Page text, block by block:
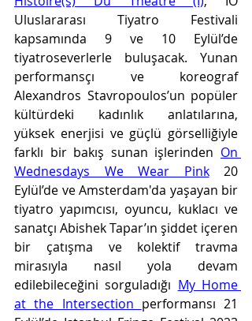
Uluslararası Tiyatro Festivali
kapsamında 9 ve 10 Eylül’de
tiyatroseverlerle buluşacak. Yunan
performansçı ve koreograf
Alexandros Stavropoulos’un popüler
kültürdeki kadınlık anlatılarına,
yüksek enerjisi ve güçlü görselliğiyle
farklı bir bakış sunan işlerinden On
Wednesdays We Wear Pink 20
Eylül’de ve Amsterdam'da yaşayan bir
tiyatro yapımcısı, oyuncu, kuklacı ve
sanatçı Abishek Tapar’ın şiddet içeren
bir çatışma ve kolektif travma
mirasıyla nasıl yola devam
edilebileceğini sorguladığı My Home
at the Intersection performansı 21